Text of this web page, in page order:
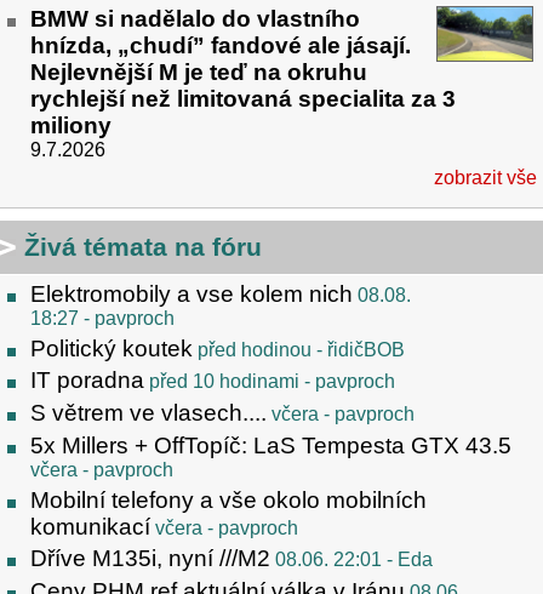
BMW si nadělalo do vlastního
hnízda, „chudí” fandové ale jásají.
Nejlevnější M je teď na okruhu
rychlejší než limitovaná specialita za 3
miliony
9.7.2026
zobrazit vše
Živá témata na fóru
Elektromobily a vse kolem nich 08.08.
18:27 - pavproch
Politický koutek před hodinou - řidičBOB
IT poradna před 10 hodinami - pavproch
S větrem ve vlasech.... včera - pavproch
5x Millers + OffTopíč: LaS Tempesta GTX 43.5
včera - pavproch
Mobilní telefony a vše okolo mobilních
komunikací včera - pavproch
Dříve M135i, nyní ///M2 08.06. 22:01 - Eda